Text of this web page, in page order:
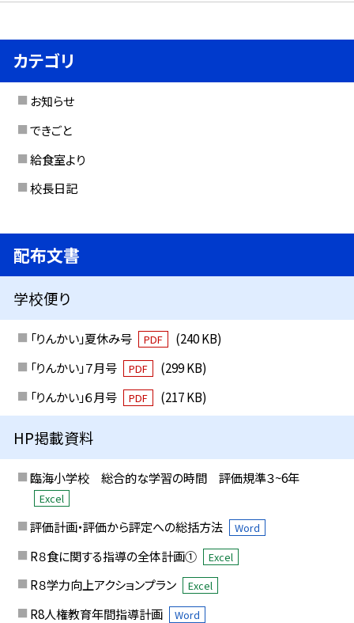
カテゴリ
お知らせ
できごと
給食室より
校長日記
配布文書
学校便り
「りんかい」夏休み号 PDF
(240 KB)
「りんかい」７月号
PDF
(299 KB)
「りんかい」６月号
PDF (217 KB)
HP掲載資料
臨海小学校 総合的な学習の時間 評価規準３~6年
Excel
評価計画・評価から評定への総括方法 Word
R８食に関する指導の全体計画① Excel
R８学力向上アクションプラン Excel
R8人権教育年間指導計画 Word